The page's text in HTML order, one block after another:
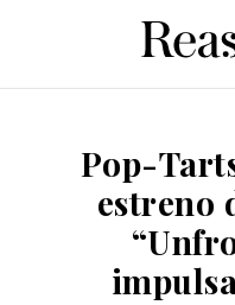
Pop-
estreno